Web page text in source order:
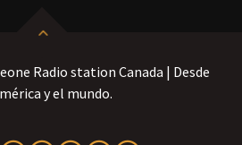
Radio station Canada | Desde
y el mundo.